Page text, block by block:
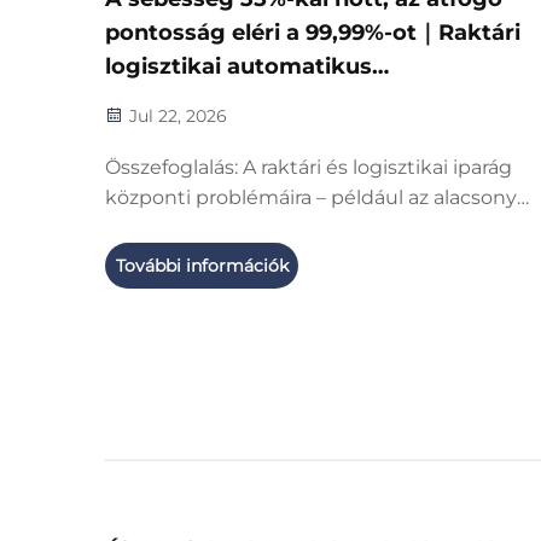
pontosság eléri a 99,99%-ot｜Raktári
logisztikai automatikus
Jul 22, 2026
Összefoglalás: A raktári és logisztikai iparág
központi problémáira – például az alacsony
hiányzó szortírozásra, valamint a magas
költségekre – reagálva a Warehouse Logistics
További információk